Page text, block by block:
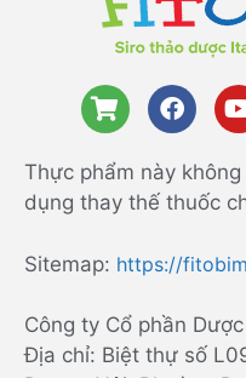
Thực phẩm này
dụng thay thế thuốc
Sitemap: https://
Công ty Cổ phần
Địa chỉ: Biệt thự số